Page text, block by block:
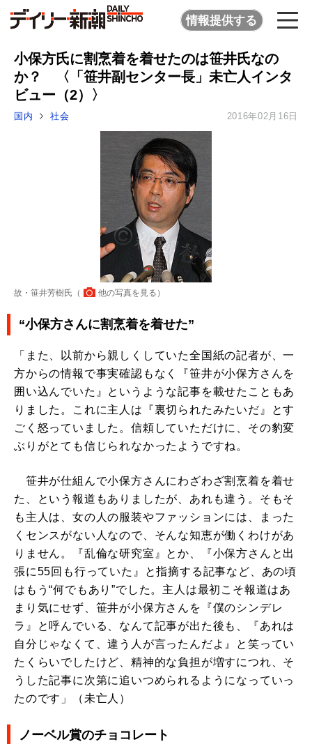
情報提供する
小保方氏に割烹着を着せたのは笹井氏なの
か？ 〈「笹井副センター長」未亡人インタ
ビュー（2）〉
国内 社会 2016年02月16日
故・笹井芳樹氏（ 他の写真を見る ）
“小保方さんに割烹着を着せた”
「また、以前から親しくしていた全国紙の記者が、一
方からの情報で事実確認もなく『笹井が小保方さんを
囲い込んでいた』というような記事を載せたこともあ
りました。これに主人は『裏切られたみたいだ』とす
ごく怒っていました。信頼していただけに、その豹変
ぶりがとても信じられなかったようですね。
笹井が仕組んで小保方さんにわざわざ割烹着を着せ
た、という報道もありましたが、あれも違う。そもそ
も主人は、女の人の服装やファッションには、まった
くセンスがない人なので、そんな知恵が働くわけがあ
りません。『乱倫な研究室』とか、『小保方さんと出
張に55回も行っていた』と指摘する記事など、あの頃
はもう“何でもあり”でした。主人は最初こそ報道はあ
まり気にせず、笹井が小保方さんを『僕のシンデレ
ラ』と呼んでいる、なんて記事が出た後も、『あれは
自分じゃなくて、違う人が言ったんだよ』と笑ってい
たくらいでしたけど、精神的な負担が増すにつれ、そ
うした記事に次第に追いつめられるようになっていっ
たのです」（未亡人）
ノーベル賞のチョコレート